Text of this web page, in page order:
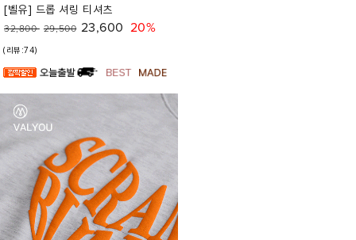
[벨유] 드롭 셔링 티셔츠
32,800 29,500 23,600 20%
(리뷰:74)